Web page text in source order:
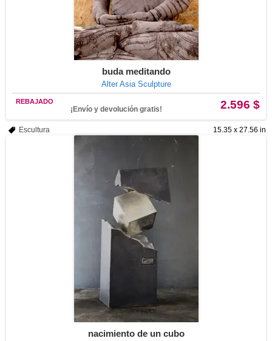
buda meditando
Alter Asia Sculpture
2.596 $
REBAJADO
¡Envío y devolución gratis!
15.35 x 27.56 in
Escultura
nacimiento de un cubo